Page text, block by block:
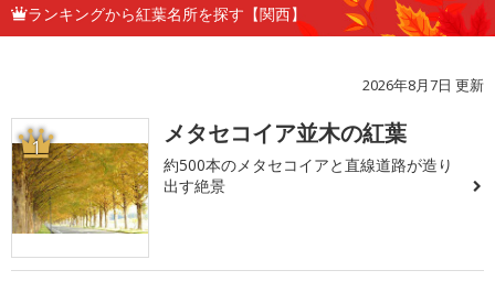
ランキングから紅葉名所を探す【関西】
2026年8月7日 更新
1 メタセコイア並木の紅葉
約500本のメタセコイアと直線道路が造り
出す絶景